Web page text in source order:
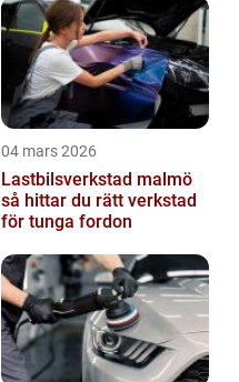
04 mars 2026
Lastbilsverkstad malmö
så hittar du rätt verkstad
för tunga fordon